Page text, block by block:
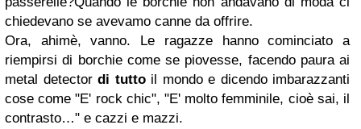
chiedevano se avevamo canne da offrire.
Ora, ahimè, vanno. Le ragazze hanno cominciato a
riempirsi di borchie come se piovesse, facendo paura ai
metal detector di tuttoil mondo e dicendo imbarazzanti
cose come "E' rock chic", "E' molto femminile, cioè sai, il
contrasto…" e cazzi e mazzi.